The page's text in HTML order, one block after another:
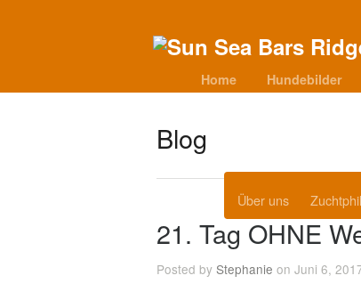
Home Hundebilder
Über uns
Blog
21. Tag OHNE
Posted by Stephanie on Juni 6,